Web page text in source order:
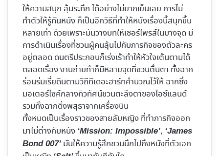
ให้ความสนุก ลุ้นระทึก ได้อย่างไม่ยากเย็นเลย การไม่
ทำตัวให้รู้ทันหนัง ก็เป็นอีกวิธีที่ทำให้หนังเรื่องนี้สนุกขึ้น
หลายเท่า ด้วยเพราะมันวางบทให้เซอร์ไพรส์ในบางจุด มี
การดำเนินเรื่องที่ชวนผู้คนลุ้นไปกับภารกิจของตัวละคร
อยู่ตลอด ดนตรีประกอบก็เร่งเร้าทำให้หัวใจเต้นตามได้
ตลอดเรื่อง งานถ่ายทำก็มีหลายจุดที่ชวนตื่นตา ทั้งฉาก
ร่อนร่มเรี่ยดินตามวิถีทีเดอะฮาร์ทคำนวณไว้ให้ ฉากซิ่ง
มอเตอร์ไซค์กลางทิวทัศน์ชวนตะลึงตาของไอซ์แลนด์
รวมทั้งฉากดิ่งพสุธาจากเครื่องบิน
ทั้งหมดเป็นเรื่องราวของสายลับหญิง ที่ทำภารกิจออก
มาไม่ต่างกับหนัง ‘Mission: Impossible’, ‘James
Bond 007’ มันให้ความรู้สึกชวนนึกไปถึงหนังที่ตัวเอก